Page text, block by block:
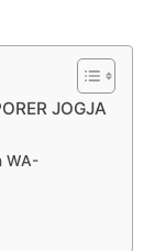
JOGJA
WA-